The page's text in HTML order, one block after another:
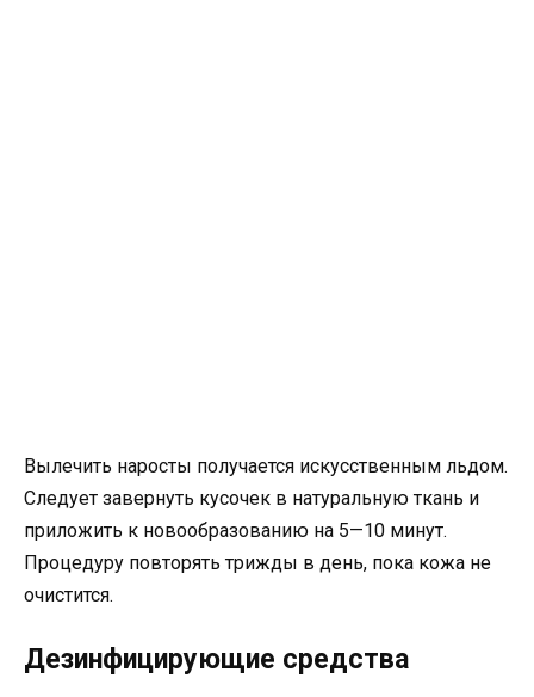
Вылечить наросты получается искусственным льдом.
Следует завернуть кусочек в натуральную ткань и
приложить к новообразованию на 5—10 минут.
Процедуру повторять трижды в день, пока кожа не
очистится.
Дезинфицирующие средства